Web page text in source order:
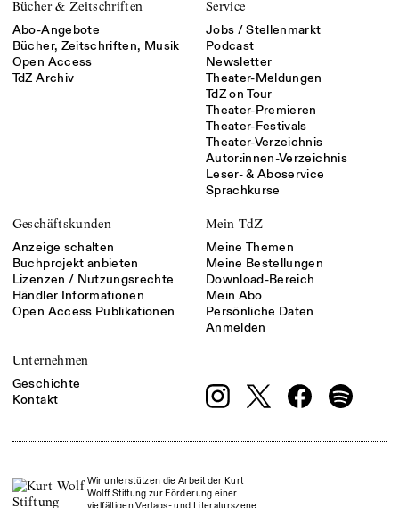
Bücher & Zeitschriften
Abo-Angebote
Bücher, Zeitschriften, Musik
Open Access
TdZ Archiv
Service
Jobs / Stellenmarkt
Podcast
Newsletter
Theater-Meldungen
TdZ on Tour
Theater-Premieren
Theater-Festivals
Theater-Verzeichnis
Autor:innen-Verzeichnis
Leser- & Aboservice
Sprachkurse
Geschäftskunden
Anzeige schalten
Buchprojekt anbieten
Lizenzen / Nutzungsrechte
Händler Informationen
Open Access Publikationen
Mein TdZ
Meine Themen
Meine Bestellungen
Download-Bereich
Mein Abo
Persönliche Daten
Anmelden
Unternehmen
Geschichte
Kontakt
Wir unterstützen die Arbeit der Kurt
Wolff Stiftung zur Förderung einer